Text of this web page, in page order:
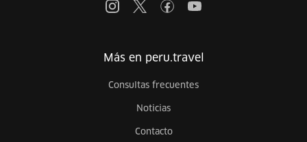
Más en peru.travel
Consultas frecuentes
Noticias
Contacto